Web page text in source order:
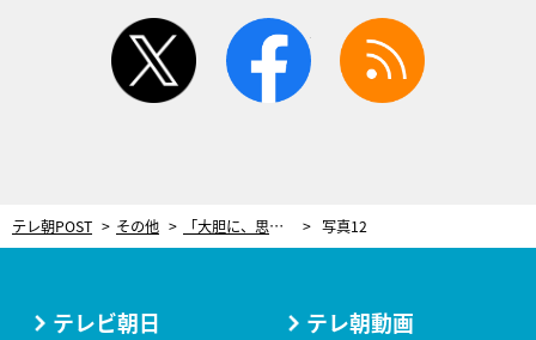
twitter facebook
テレ朝POST その他 「大胆に、思いっきり」で顔の印象が一変！プロが教える“SNSで映える”メイク 写真12
テレビ朝日 テレ朝動画